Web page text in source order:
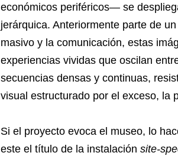
económicos periféricos— se
jerárquica. Anteriormente parte de
masivo y la comunicación, estas
experiencias vividas que oscilan
secuencias densas y continuas,
visual estructurado por el exceso, la
Si el proyecto evoca el museo, lo
este el título de la instalación site-